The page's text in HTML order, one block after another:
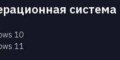
система
10
11